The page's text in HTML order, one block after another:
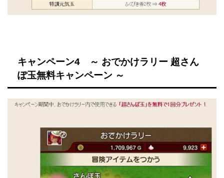
キャンペーン4 ～ おでかけラリー 超さん
ぽ玉無料キャンペーン ～